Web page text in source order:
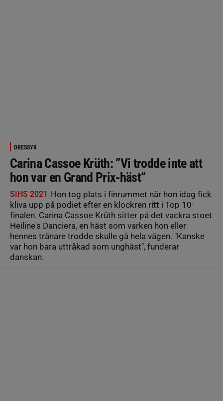
DRESSYR
Carina Cassoe Krüth: ”Vi trodde inte att
hon var en Grand Prix-häst”
SIHS 2021 Hon tog plats i finrummet när hon idag fick
kliva upp på podiet efter en klockren ritt i Top 10-
finalen. Carina Cassoe Krüth sitter på det vackra stoet
Heiline's Danciera, en häst som varken hon eller
hennes tränare trodde skulle gå hela vägen. "Kanske
var hon bara uttråkad som unghäst", funderar
danskan.